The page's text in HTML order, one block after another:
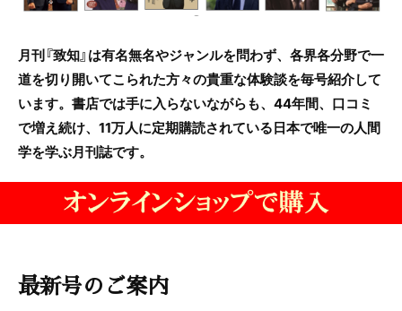
月刊『致知』は有名無名やジャンルを問わず、各界各分野で一
道を切り開いてこられた方々の貴重な体験談を毎号紹介して
います。書店では手に入らないながらも、44年間、口コミ
で増え続け、11万人に定期購読されている日本で唯一の人間
学を学ぶ月刊誌です。
最新号のご案内